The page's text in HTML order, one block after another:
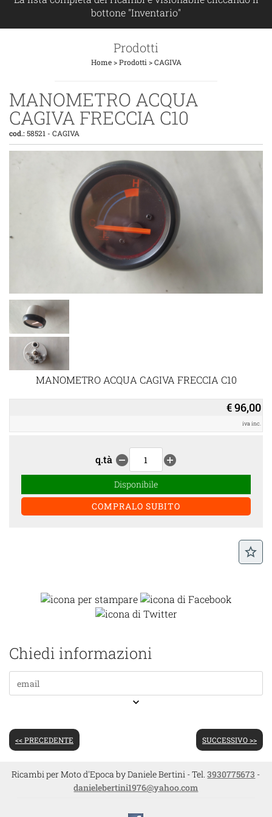
bottone "Inventario"
Prodotti
Home>Prodotti >CAGIVA
MANOMETRO ACQUA
CAGIVA FRECCIA C10
cod.:58521 - CAGIVA
MANOMETRO ACQUA CAGIVA FRECCIA C10
€ 96,00
iva inc.
q.tà remove_circle add_circle
Disponibile
star_border
Chiedi informazioni
keyboard_arrow_down
<< PRECEDENTE SUCCESSIVO >>
Ricambi per Moto d'Epoca by Daniele Bertini - Tel.3930775673 -
danielebertini1976@yahoo.com